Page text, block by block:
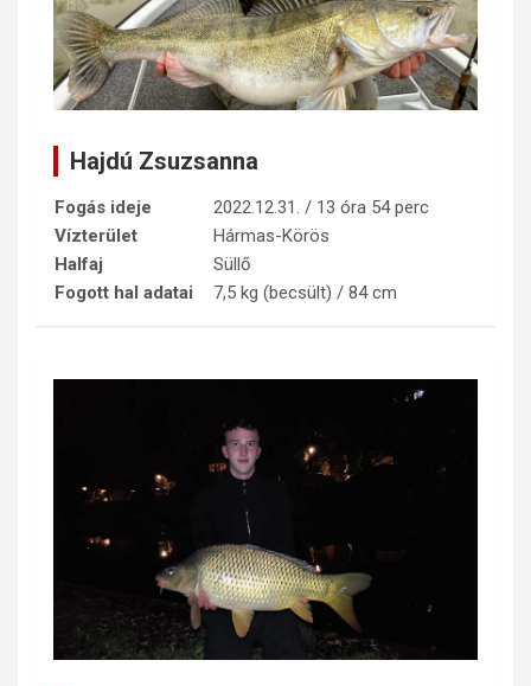
Hajdú Zsuzsanna
Fogás ideje
2022.12.31. / 13 óra 54 perc
Vízterület
Hármas-Körös
Halfaj
Süllő
Fogott hal adatai
7,5 kg (becsült) / 84 cm